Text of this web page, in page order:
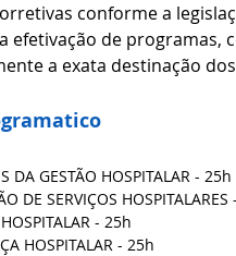
conforme a
efetivação de programas,
a exata destinação
DA GESTÃO HOSPITALAR - 25h
DE SERVIÇOS HOSPITALARES
- 25h
HOSPITALAR - 25h